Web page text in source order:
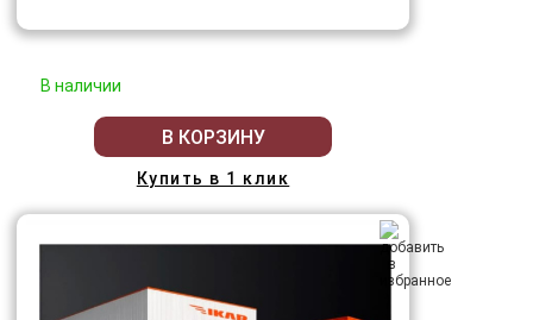
В наличии
В КОРЗИНУ
Купить в 1 клик